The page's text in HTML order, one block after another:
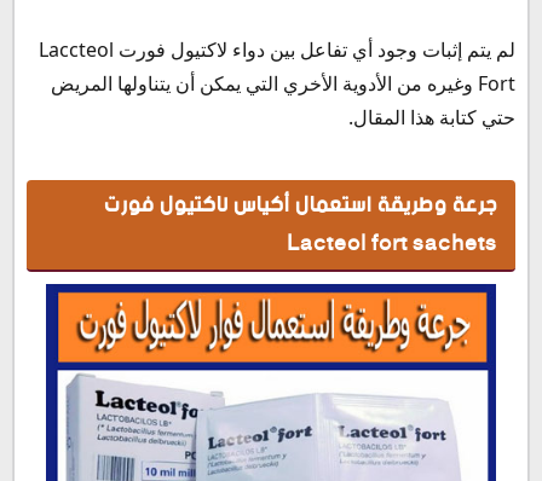
لم يتم إثبات وجود أي تفاعل بين دواء لاكتيول فورت Laccteol
Fort وغيره من الأدوية الأخري التي يمكن أن يتناولها المريض
حتي كتابة هذا المقال.
جرعة وطريقة استعمال أكياس لاكتيول فورت
Lacteol fort sachets